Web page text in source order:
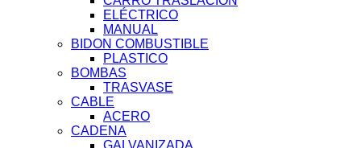
ELÉCTRICO
MANUAL
BIDON COMBUSTIBLE
PLASTICO
BOMBAS
TRASVASE
CABLE
ACERO
CADENA
GALVANIZADA